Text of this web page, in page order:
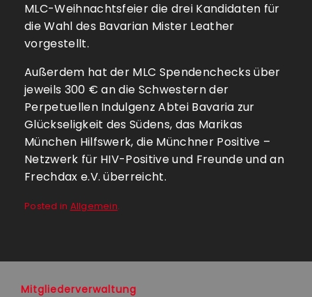
MLC-Weihnachtsfeier die drei Kandidaten für
die Wahl des Bavarian Mister Leather
vorgestellt.
Außerdem hat der MLC Spendenchecks über
jeweils 300 € an die Schwestern der
Perpetuellen Indulgenz Abtei Bavaria zur
Glückseligkeit des Südens, das Marikas
München Hilfswerk, die Münchner Positive –
Netzwerk für HIV-Positive und Freunde und an
Frechdax e.V. überreicht.
Posted in Allgemein.
Mitgliederverwaltung